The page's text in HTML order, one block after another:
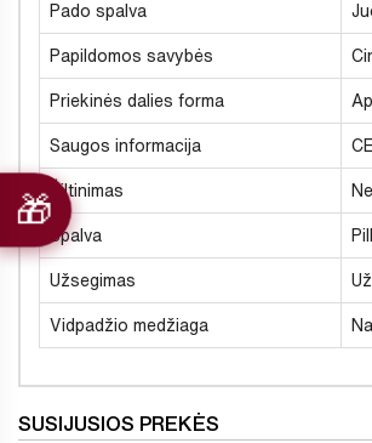
Pado spalva
Papildomos savybės
Priekinės dalies forma
Saugos informacija CE
Šiltinimas Ne
Spalva
Užsegimas
Vidpadžio medžiaga
SUSIJUSIOS PREKĖS